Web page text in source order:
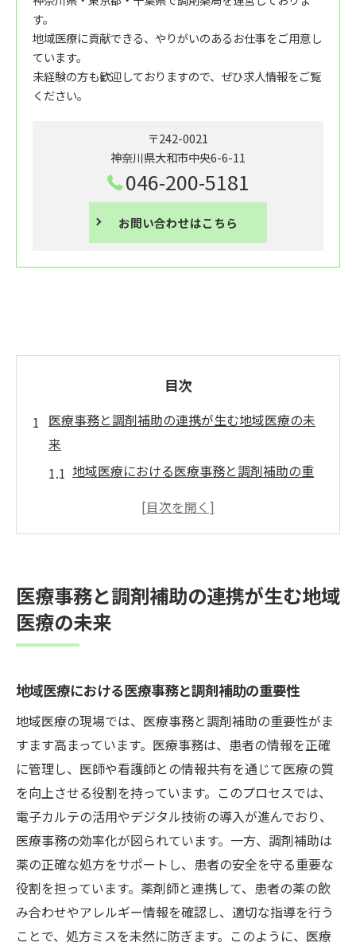
す。
地域医療に貢献できる、やりがいのあるお仕事をご用意し
ています。
未経験の方も歓迎しておりますので、ぜひ求人情報をご覧
ください。
〒242-0021
神奈川県大和市中央6-6-11
046-200-5181
お問い合わせはこちら
目次
医療事務と調剤補助の連携が生む地域医療の未
来
地域医療における医療事務と調剤補助の重
調剤補助と医療事務の連携が地域医療を改
の連携戦略
医療事務と調剤補助の協力体制が患者に与
える影響
助の役割
未来の地域医療を支えるための連携の在り
方
伊勢原駅での医療事務が地域医療を支える理由
交通の便が良い伊勢原駅の医療施設の特性
医療事務が地域医療に貢献する具体的な方
法
地域住民の健康を守る医療事務の重要な役
割
医療事務が担う情報管理と地域医療の向上
医療事務と調剤補助の連携が生む地域
医療の未来
地域医療における医療事務と調剤補助の重要性
地域医療の現場では、医療事務と調剤補助の重要性がま
すます高まっています。医療事務は、患者の情報を正確
に管理し、医師や看護師との情報共有を通じて医療の質
を向上させる役割を持っています。このプロセスでは、
電子カルテの活用やデジタル技術の導入が進んでおり、
医療事務の効率化が図られています。一方、調剤補助は
薬の正確な処方をサポートし、患者の安全を守る重要な
役割を担っています。薬剤師と連携して、患者の薬の飲
み合わせやアレルギー情報を確認し、適切な指導を行う
ことで、処方ミスを未然に防ぎます。このように、医療